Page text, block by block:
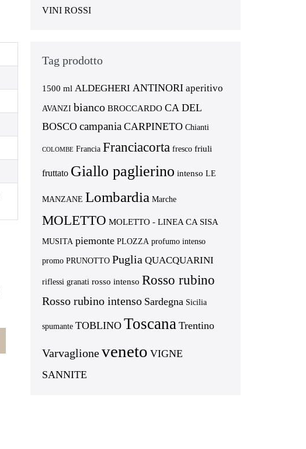
VINI ROSSI
Tag prodotto
1500 ml ALDEGHERI ANTINORI aperitivo
AVANZI bianco BROCCARDO CA DEL
BOSCO campania CARPINETO Chianti
COLOMBE Francia Franciacorta fresco friuli
fruttato Giallo paglierino intenso LE
MANZANE Lombardia Marche
MOLETTO MOLETTO - LINEA CA SISA
MUSITA piemonte PLOZZA profumo intenso
promo PRUNOTTO Puglia QUACQUARINI
riflessi granati rosso intenso Rosso rubino
Rosso rubino intenso Sardegna Sicilia
spumante TOBLINO Toscana Trentino
Varvaglioneveneto VIGNE
SANNITE